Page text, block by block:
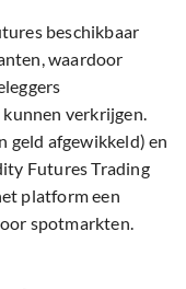
beschikbaar
waardoor
verkrijgen.
geld afgewikkeld) en
Futures Trading
platform een
spotmarkten.